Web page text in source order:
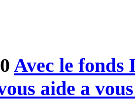
Avec le
aide a